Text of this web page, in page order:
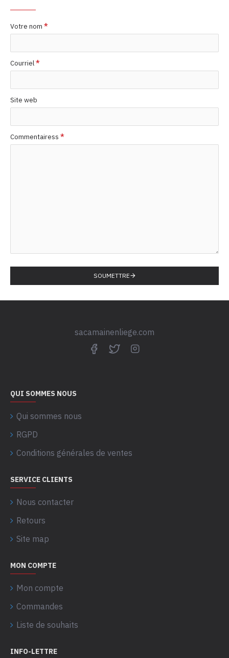
Votre nom
Courriel
Site web
Commentairess
SOUMETTRE
sacamainenliege.com
QUI SOMMES NOUS
Qui sommes nous
RGPD
Conditions générales de ventes
SERVICE CLIENTS
Nous contacter
Retours
Site map
MON COMPTE
Mon compte
Commandes
Liste de souhaits
INFO-LETTRE